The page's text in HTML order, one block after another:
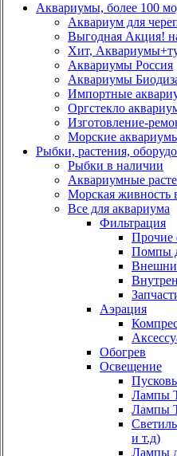
Аквариумы, более 100
Аквариум для
Выгодная Акция!
Хит,
Аквариумы Россия
Аквариумы
Импортные
Оргстекло
Изготовление-
Морские
Рыбки, растения,
Рыбки в наличии
Аквариумные
Морская живность
Все для аквариума
Фильтрация
Прочие
Помпы
Аэрация
Обогрев
Освещение
Лампы
Лампы
и т.д)
Лампы